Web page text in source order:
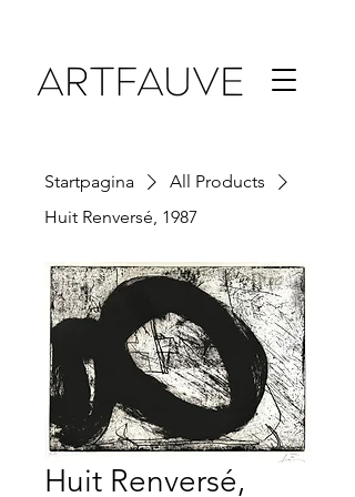
Startpagina
All Products
Huit Renversé, 1987
Huit Renversé,